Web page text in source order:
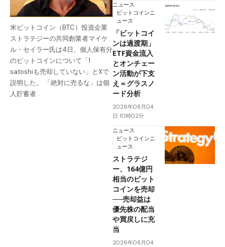
米ビットコイン（BTC）投資企業
ストラテジーの共同創業者マイケ
ル・セイラー氏は4日、個人保有分
のビットコインについて「1
satoshiも売却していない」とXで
説明した。 「絶対に売るな」は個
人貯蓄者…
ニュース
ビットコインニ
ュース
「ビットコイ
ンは過渡期」
ETF資金流入
とオンチェー
ン活動が下支
え＝グラスノ
ード分析
2026年08月04
日 10時02分
ニュース
ビットコインニ
ュース
ストラテジ
ー、164億円
相当のビット
コインを売却
──売却益は
優先株の配当
や買戻しに充
当
2026年08月04